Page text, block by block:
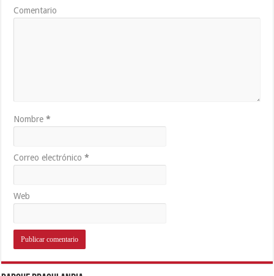
Comentario
Nombre*
Correo electrónico*
Web